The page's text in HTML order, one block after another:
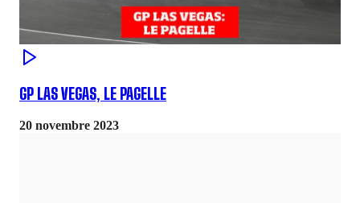
GP LAS VEGAS, LE PAGELLE
20 novembre 2023